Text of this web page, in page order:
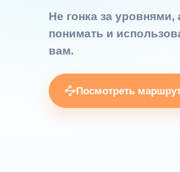
Не гонка за уровнями,
понимать и
вам.
Посмотреть